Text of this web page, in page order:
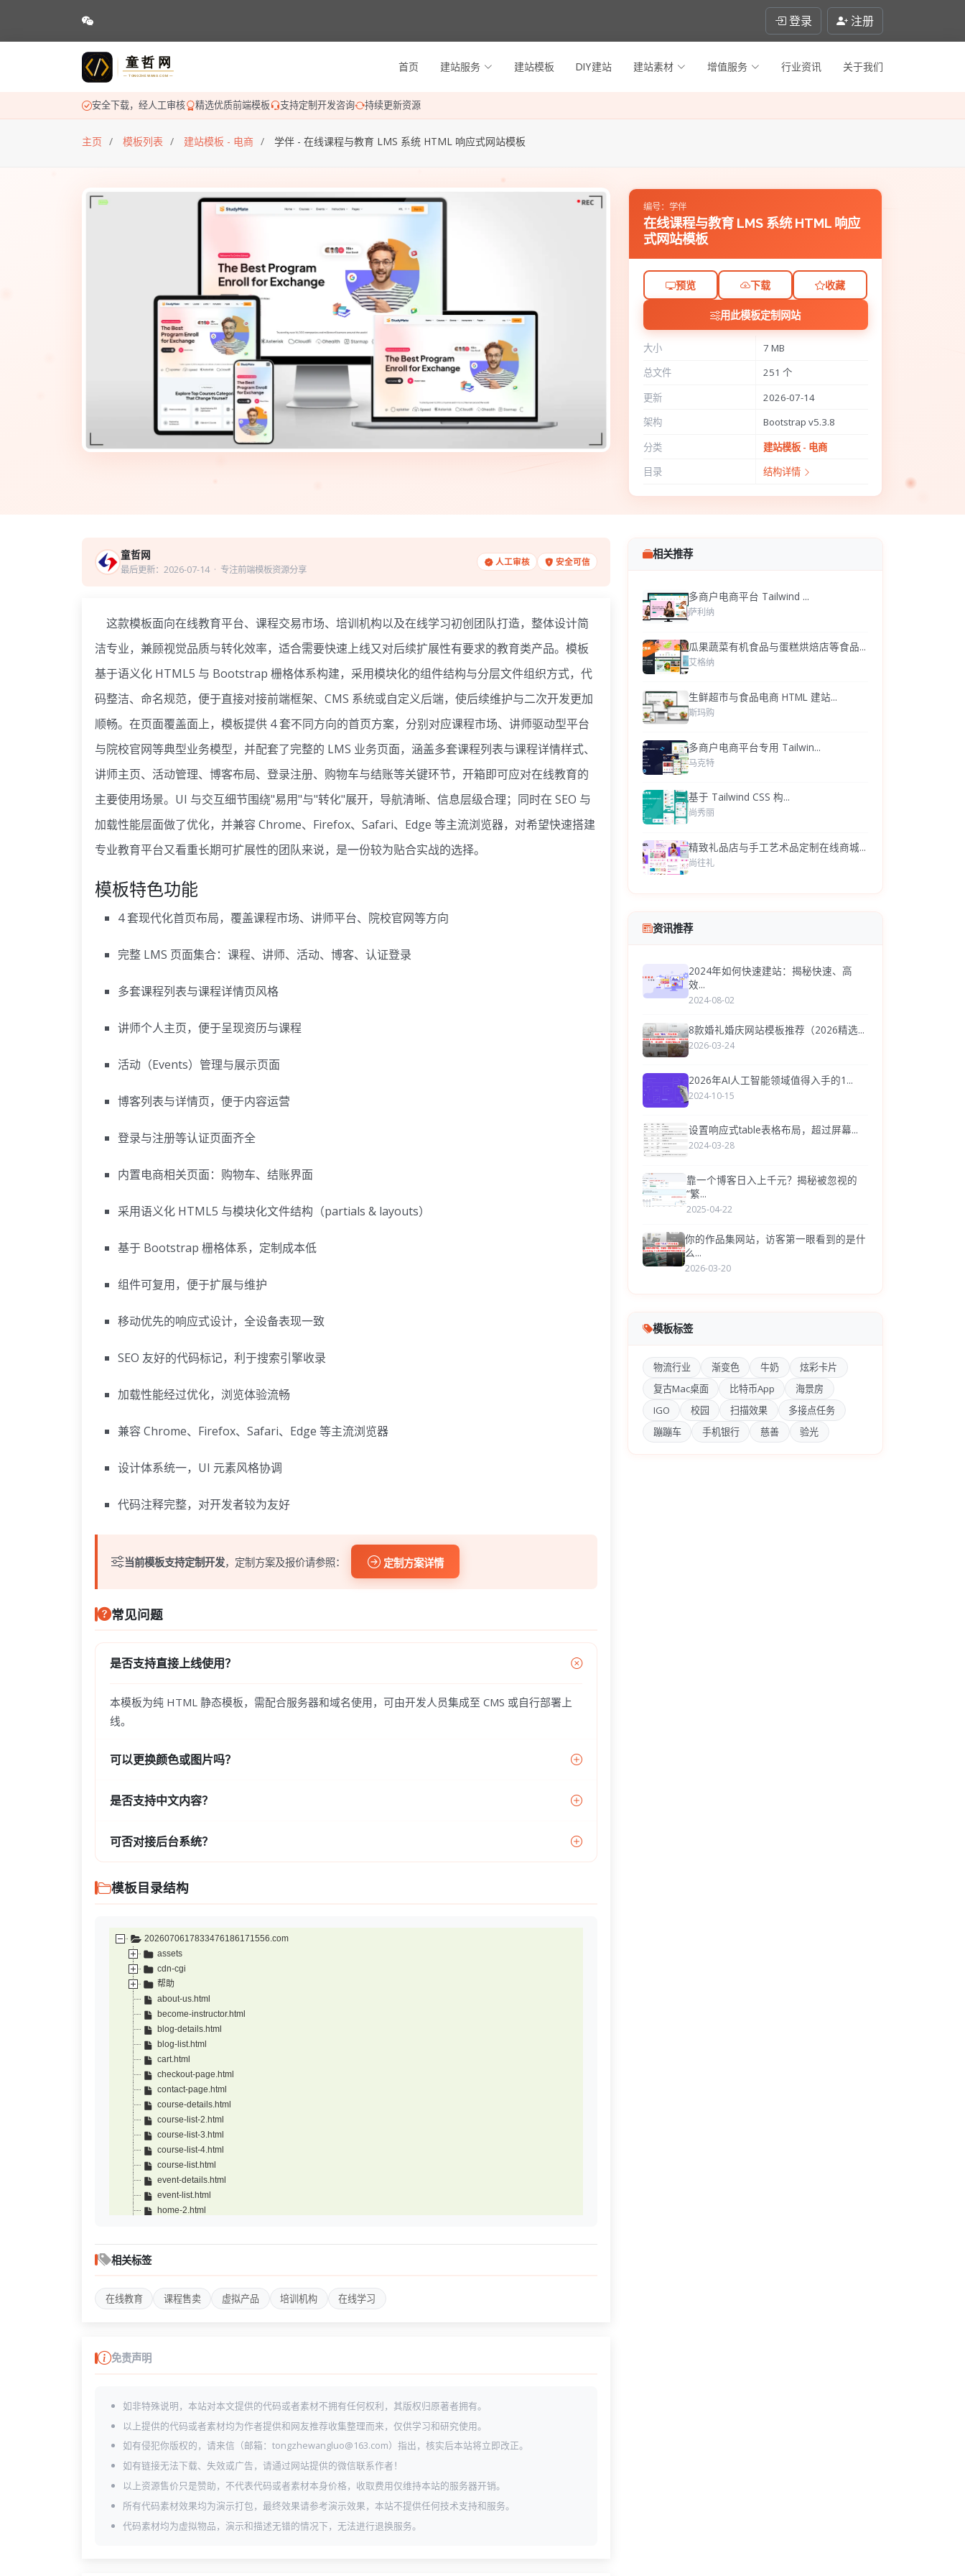
登录 注册
首页 建站服务 建站模板 DIY建站 建站素材 增值服务 行业资讯 关于我们
安全下载，经人工审核 精选优质前端模板 支持定制开发咨询 持续更新资源
主页 模板列表 建站模板 - 电商 学伴 - 在线课程与教育 LMS 系统 HTML 响应式网站模板
编号：学伴
在线课程与教育 LMS 系统 HTML 响应
式网站模板
预览 下载 收藏
用此模板定制网站
大小
7 MB
总文件
251 个
更新
2026-07-14
架构
Bootstrap v5.3.8
分类
建站模板 - 电商
目录
结构详情
童哲网
最后更新：2026-07-14· 专注前端模板资源分享
人工审核 安全可信
这款模板面向在线教育平台、课程交易市场、培训机构以及在线学习初创团队打造，整体设计简
洁专业，兼顾视觉品质与转化效率，适合需要快速上线又对后续扩展性有要求的教育类产品。模板
基于语义化 HTML5 与 Bootstrap 栅格体系构建，采用模块化的组件结构与分层文件组织方式，代
码整洁、命名规范，便于直接对接前端框架、CMS 系统或自定义后端，使后续维护与二次开发更加
顺畅。在页面覆盖面上，模板提供 4 套不同方向的首页方案，分别对应课程市场、讲师驱动型平台
与院校官网等典型业务模型，并配套了完整的 LMS 业务页面，涵盖多套课程列表与课程详情样式、
讲师主页、活动管理、博客布局、登录注册、购物车与结账等关键环节，开箱即可应对在线教育的
主要使用场景。UI 与交互细节围绕"易用"与"转化"展开，导航清晰、信息层级合理；同时在 SEO 与
加载性能层面做了优化，并兼容 Chrome、Firefox、Safari、Edge 等主流浏览器，对希望快速搭建
专业教育平台又看重长期可扩展性的团队来说，是一份较为贴合实战的选择。
模板特色功能
4 套现代化首页布局，覆盖课程市场、讲师平台、院校官网等方向
完整 LMS 页面集合：课程、讲师、活动、博客、认证登录
多套课程列表与课程详情页风格
讲师个人主页，便于呈现资历与课程
活动（Events）管理与展示页面
博客列表与详情页，便于内容运营
登录与注册等认证页面齐全
内置电商相关页面：购物车、结账界面
采用语义化 HTML5 与模块化文件结构（partials & layouts）
基于 Bootstrap 栅格体系，定制成本低
组件可复用，便于扩展与维护
移动优先的响应式设计，全设备表现一致
SEO 友好的代码标记，利于搜索引擎收录
加载性能经过优化，浏览体验流畅
兼容 Chrome、Firefox、Safari、Edge 等主流浏览器
设计体系统一，UI 元素风格协调
代码注释完整，对开发者较为友好
当前模板支持定制开发，定制方案及报价请参照： 定制方案详情
常见问题
是否支持直接上线使用？
本模板为纯 HTML 静态模板，需配合服务器和域名使用，可由开发人员集成至 CMS 或自行部署上
线。
可以更换颜色或图片吗？
是否支持中文内容？
可否对接后台系统？
模板目录结构
2026070617833476186171556.com
assets
cdn-cgi
帮助
about-us.html
become-instructor.html
blog-details.html
blog-list.html
cart.html
checkout-page.html
contact-page.html
course-details.html
course-list-2.html
course-list-3.html
course-list-4.html
course-list.html
event-details.html
event-list.html
home-2.html
sign-in.html
相关标签
在线教育 课程售卖 虚拟产品 培训机构 在线学习
免责声明
如非特殊说明，本站对本文提供的代码或者素材不拥有任何权利，其版权归原著者拥有。
以上提供的代码或者素材均为作者提供和网友推荐收集整理而来，仅供学习和研究使用。
如有侵犯你版权的，请来信（邮箱：tongzhewangluo@163.com）指出，核实后本站将立即改正。
如有链接无法下载、失效或广告，请通过网站提供的微信联系作者！
以上资源售价只是赞助，不代表代码或者素材本身价格，收取费用仅维持本站的服务器开销。
所有代码素材效果均为演示打包，最终效果请参考演示效果，本站不提供任何技术支持和服务。
代码素材均为虚拟物品，演示和描述无错的情况下，无法进行退换服务。
相关推荐
多商户电商平台 Tailwind ...
萨利纳
瓜果蔬菜有机食品与蛋糕烘焙店等食品...
艾格纳
生鲜超市与食品电商 HTML 建站...
斯玛购
多商户电商平台专用 Tailwin...
马克特
基于 Tailwind CSS 构...
尚秀丽
精致礼品店与手工艺术品定制在线商城...
尚往礼
资讯推荐
2024年如何快速建站：揭秘快速、高
效...
2024-08-02
8款婚礼婚庆网站模板推荐（2026精选...
2026-03-24
2026年AI人工智能领域值得入手的1...
2024-10-15
设置响应式table表格布局，超过屏幕...
2024-03-28
靠一个博客日入上千元？揭秘被忽视的
“繁...
2025-04-22
你的作品集网站，访客第一眼看到的是什
么...
2026-03-20
模板标签
物流行业 渐变色 牛奶
炫彩卡片
复古Mac桌面
比特币App
海景房
IGO
校园 扫描效果
多接点任务
蹦蹦车
手机银行 慈善 验光